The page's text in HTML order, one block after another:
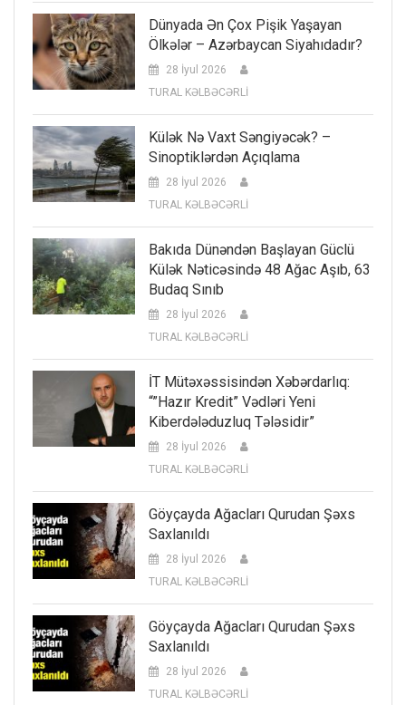
Dünyada Ən Çox Pişik Yaşayan
Ölkələr – Azərbaycan Siyahıdadır?
28 İyul 2026
TURAL KƏLBƏCƏRLİ
Külək Nə Vaxt Səngiyəcək? –
Sinoptiklərdən Açıqlama
28 İyul 2026
TURAL KƏLBƏCƏRLİ
Bakıda Dünəndən Başlayan Güclü
Külək Nəticəsində 48 Ağac Aşıb, 63
Budaq Sınıb
28 İyul 2026
TURAL KƏLBƏCƏRLİ
İT Mütəxəssisindən Xəbərdarlıq:
“”Hazır Kredit” Vədləri Yeni
Kiberdələduzluq Tələsidir”
28 İyul 2026
TURAL KƏLBƏCƏRLİ
Göyçayda Ağacları Qurudan Şəxs
Saxlanıldı
28 İyul 2026
TURAL KƏLBƏCƏRLİ
Göyçayda Ağacları Qurudan Şəxs
Saxlanıldı
28 İyul 2026
TURAL KƏLBƏCƏRLİ